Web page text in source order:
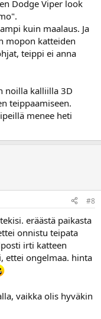
ennenku
Dodge Viper look
kuin maalaus. Ja
mopon katteiden
teippi ei anna
noilla kalliilla 3D
teippaamiseen.
menee heti
#8
eräästä paikasta
onnistu teipata
irti katteen
ettei ongelmaa. hinta
vaikka olis hyväkin